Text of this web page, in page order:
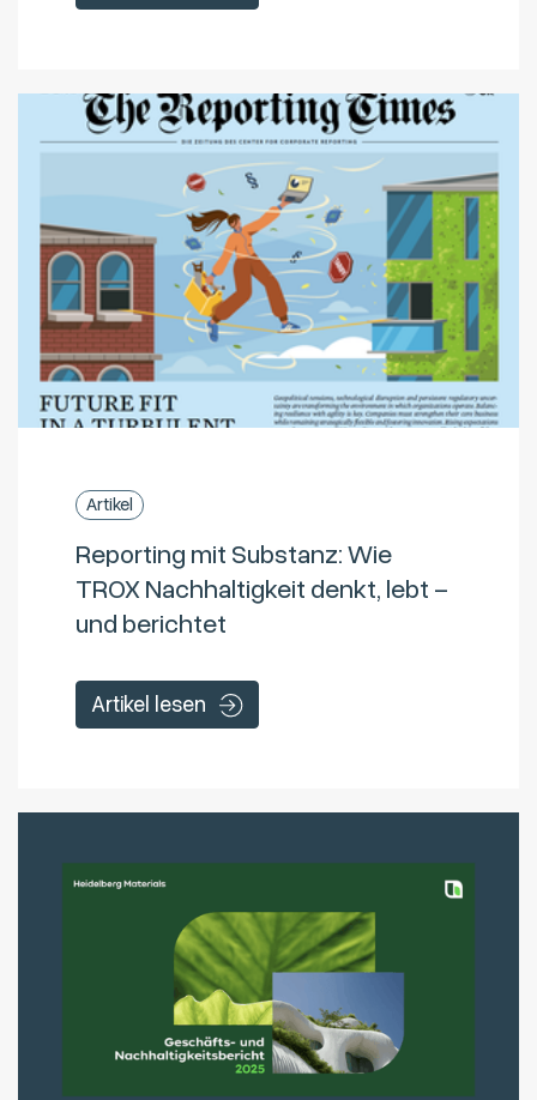
Artikel
Reporting mit Substanz: Wie
TROX Nachhaltigkeit denkt, lebt –
und berichtet
Artikel lesen